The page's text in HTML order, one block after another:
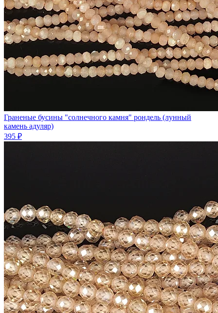
Граненые бусины "солнечного камня" рондель (лунный
камень адуляр)
395 ₽